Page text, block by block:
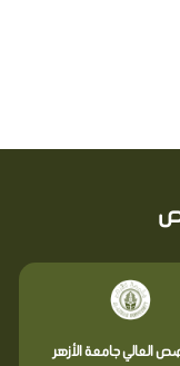
العالي جامعة الأزهر